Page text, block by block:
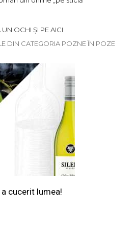
OCHI ȘI PE AICI
DIN CATEGORIA POZNE ÎN POZE
cucerit lumea!